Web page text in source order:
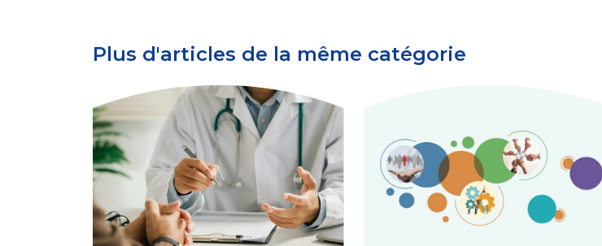
Plus d'articles de la même catégorie